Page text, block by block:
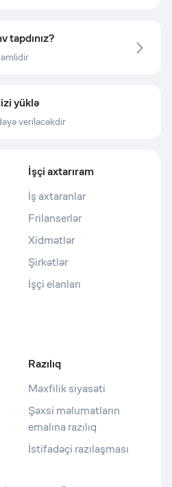
tapdınız?
yüklə
veriləcəkdir
İşçi axtarıram
İş axtaranlar
Frilanserlər
Xidmətlər
Şirkətlər
İşçi elanları
Razılıq
Məxfilik siyasəti
Şəxsi məlumatların
emalına razılıq
İstifadəçi razılaşması